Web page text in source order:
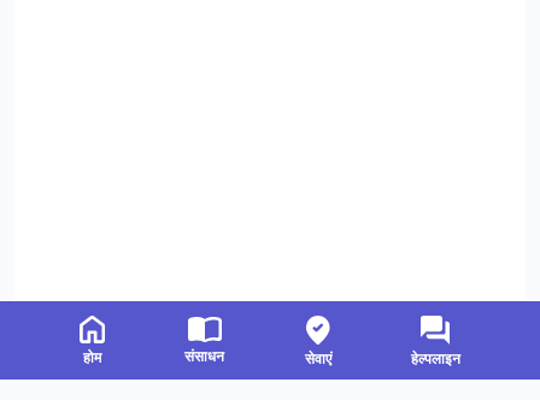
होम संसाधन सेवाएं हेल्पलाइन